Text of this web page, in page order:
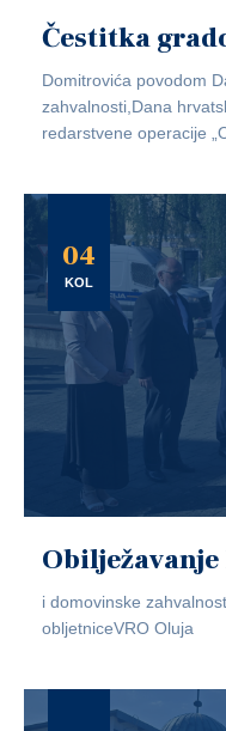
Čestitka
Domitrovića povodom
zahvalnosti,Dana
redarstvene operacije
04
KOL
i domovinske
obljetniceVRO Oluja